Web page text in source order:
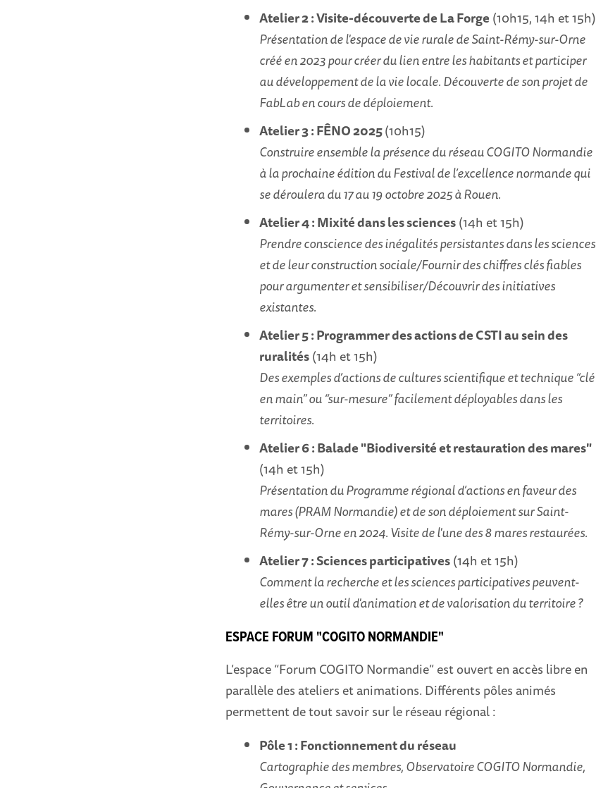
Atelier 2 : Visite-découverte de La Forge (10h15, 14h et 15h)
Présentation de l'espace de vie rurale de Saint-Rémy-sur-Orne
créé en 2023 pour créer du lien entre les habitants et participer
au développement de la vie locale. Découverte de son projet de
FabLab en cours de déploiement.
Atelier 3 : FÊNO 2025(10h15)
Construire ensemble la présence du réseau COGITO Normandie
à la prochaine édition du Festival de l’excellence normande qui
se déroulera du 17 au 19 octobre 2025 à Rouen.
Atelier 4 : Mixité dans les sciences(14h et 15h)
Prendre conscience des inégalités persistantes dans les sciences
et de leur construction sociale/Fournir des chiffres clés fiables
pour argumenter et sensibiliser/Découvrir des initiatives
existantes.
Atelier 5 : Programmer des actions de CSTI au sein des
ruralités(14h et 15h)
Des exemples d’actions de cultures scientifique et technique “clé
en main” ou “sur-mesure” facilement déployables dans les
territoires.
Atelier 6 : Balade "Biodiversité et restauration des mares"
(14h et 15h)
Présentation du Programme régional d’actions en faveur des
mares (PRAM Normandie) et de son déploiement sur Saint-
Rémy-sur-Orne en 2024. Visite de l'une des 8 mares restaurées.
Atelier 7 : Sciences participatives(14h et 15h)
Comment la recherche et les sciences participatives peuvent-
elles être un outil d'animation et de valorisation du territoire ?
ESPACE FORUM "COGITO NORMANDIE"
L’espace “Forum COGITO Normandie” est ouvert en accès libre en
parallèle des ateliers et animations. Différents pôles animés
permettent de tout savoir sur le réseau régional :
Pôle 1 : Fonctionnement du réseau
Cartographie des membres, Observatoire COGITO Normandie,